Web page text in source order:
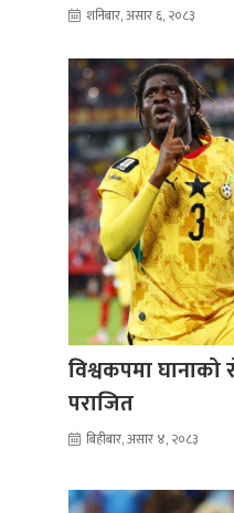
शनिबार, असार ६, २०८३
विश्वकपमा घानाको
पराजित
बिहीबार, असार ४, २०८३